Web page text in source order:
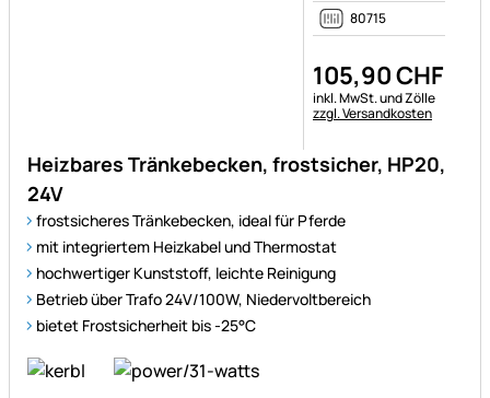
24V
frostsicheres Tränkebecken, ideal für Pferde
mit integriertem Heizkabel und Thermostat
hochwertiger Kunststoff, leichte Reinigung
Betrieb über Trafo 24V/100W, Niedervoltbereich
bietet Frostsicherheit bis -25°C
80715
105,90CHF
Steuerhinweis:
inkl. MwSt. und Zölle
zzgl. Versandkosten